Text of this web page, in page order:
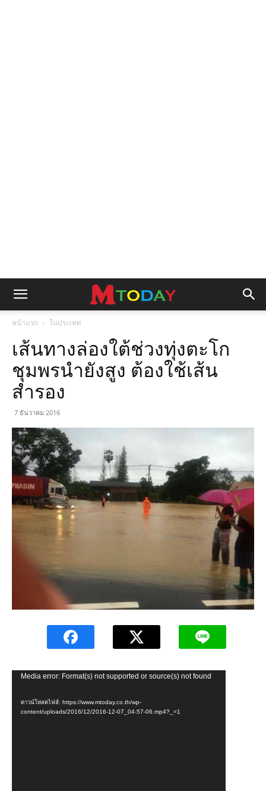
หน้าแรก ในประเทศ
เส้นทางล่องใต้ช่วงทุ่งตะโก
ชุมพรนำยังสูง ต้องใช้เส้น
สำรอง
7 ธันวาคม 2016
ตัว
ไฟล์
Media error: Format(s) not supported or source(s) not found
ดาวน์โหลดไฟล์: https://www.mtoday.co.th/wp-
content/uploads/2016/12/2016-12-07_04-57-06.mp4?_=1